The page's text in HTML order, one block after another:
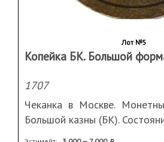
Лот №5
Копейка БК. Большой
1707
Чеканка в Москве.
Большой казны (БК).